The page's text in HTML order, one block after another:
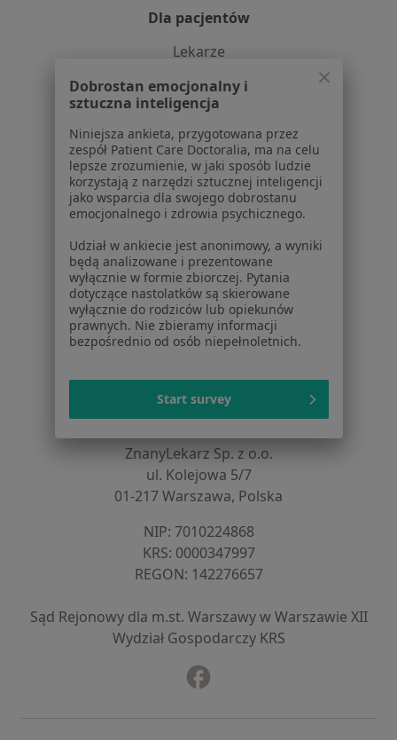
Dla pacjentów
Lekarze
Pytania i odpowiedzi
Usługi i zabiegi
Choroby
Pomoc
Aplikacje mobilne
Blog dla pacjentów
Cennik
Dla lekarzy
Dla placówek medycznych
Noa Notes nowość
Baza wiedzy
Kontakt ZnanyLekarz - Strona główna
ZnanyLekarz Sp. z o.o.
ul. Kolejowa 5/7
01-217 Warszawa, Polska
NIP: ⁠7010224868
KRS: ⁠0000347997
REGON: ⁠142276657
Sąd Rejonowy dla m.st. Warszawy w Warszawie XII
Wydział Gospodarczy KRS
Dobrostan emocjonalny i
sztuczna inteligencja
Niniejsza ankieta, przygotowana przez
zespół Patient Care Doctoralia, ma na celu
lepsze zrozumienie, w jaki sposób ludzie
korzystają z narzędzi sztucznej inteligencji
jako wsparcia dla swojego dobrostanu
emocjonalnego i zdrowia psychicznego.
Udział w ankiecie jest anonimowy, a wyniki
będą analizowane i prezentowane
wyłącznie w formie zbiorczej. Pytania
dotyczące nastolatków są skierowane
wyłącznie do rodziców lub opiekunów
prawnych. Nie zbieramy informacji
bezpośrednio od osób niepełnoletnich.
Start survey